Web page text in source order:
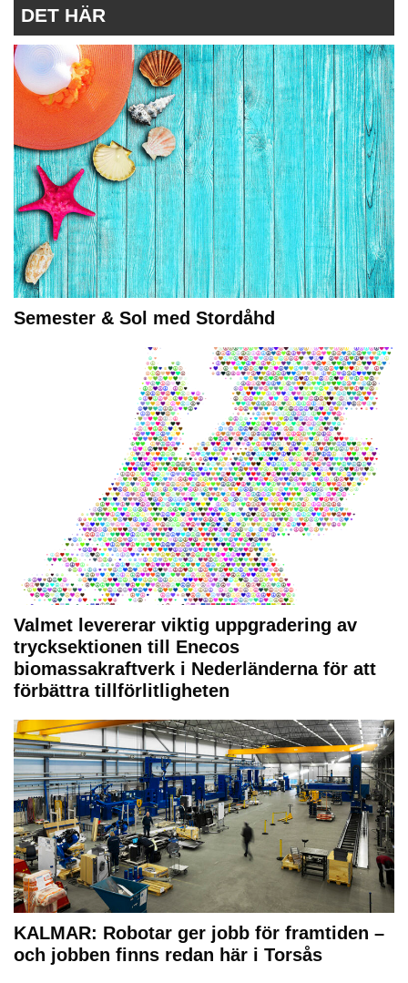
DET HÄR
Semester & Sol med Stordåhd
Valmet levererar viktig uppgradering av
trycksektionen till Enecos
biomassakraftverk i Nederländerna för att
förbättra tillförlitligheten
KALMAR: Robotar ger jobb för framtiden –
och jobben finns redan här i Torsås